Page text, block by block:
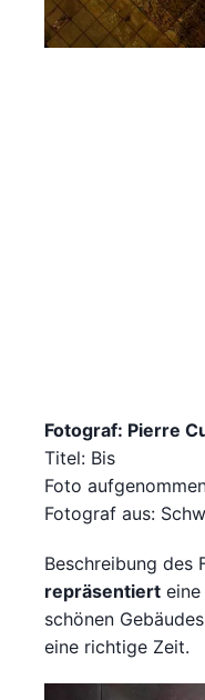
Fotograf: Pierre
Titel: Bis
Foto
Fotograf aus:
Beschreibung des
repräsentiert
schönen
eine richtige Zeit.